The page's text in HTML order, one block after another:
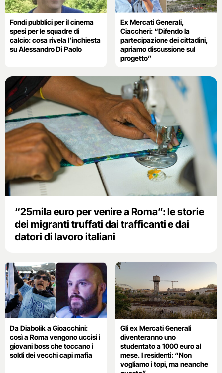
Fondi pubblici per il cinema
spesi per le squadre di
calcio: cosa rivela l’inchiesta
su Alessandro Di Paolo
Ex Mercati Generali,
Ciaccheri: “Difendo la
partecipazione dei cittadini,
apriamo discussione sul
progetto”
“25mila euro per venire a Roma”: le storie
dei migranti truffati dai trafficanti e dai
datori di lavoro italiani
Da Diabolik a Gioacchini:
così a Roma vengono uccisi i
giovani boss che toccano i
soldi dei vecchi capi mafia
Gli ex Mercati Generali
diventeranno uno
studentato a 1000 euro al
mese. I residenti: “Non
vogliamo i topi, ma neanche